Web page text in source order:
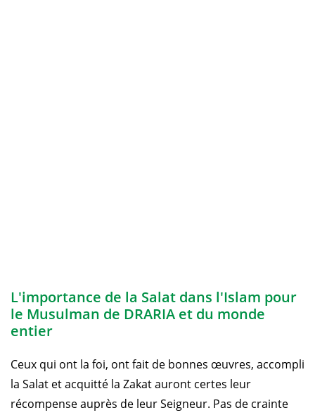
L'importance de la Salat dans l'Islam pour
le Musulman de DRARIA et du monde
entier
Ceux qui ont la foi, ont fait de bonnes œuvres, accompli
la Salat et acquitté la Zakat auront certes leur
récompense auprès de leur Seigneur. Pas de crainte